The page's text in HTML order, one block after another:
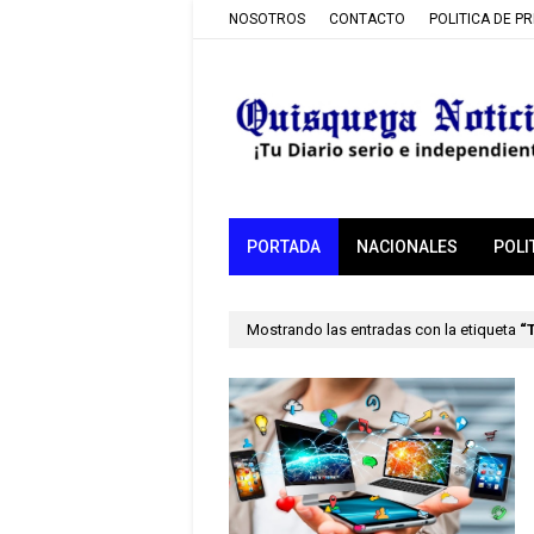
NOSOTROS CONTACTO POLITICA DE
PORTADA NACIONALES
Mostrando las entradas con la etiqueta